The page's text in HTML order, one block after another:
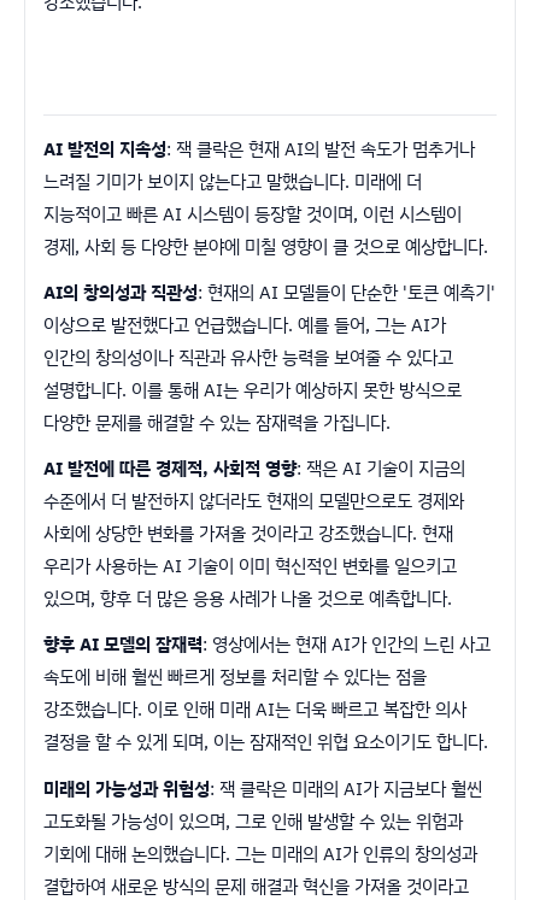
AI 발전의 지속성: 잭 클락은 현재 AI의 발전 속도가 멈추거나
느려질 기미가 보이지 않는다고 말했습니다. 미래에 더
지능적이고 빠른 AI 시스템이 등장할 것이며, 이런 시스템이
경제, 사회 등 다양한 분야에 미칠 영향이 클 것으로 예상합니다.
AI의 창의성과 직관성: 현재의 AI 모델들이 단순한 '토큰 예측기'
이상으로 발전했다고 언급했습니다. 예를 들어, 그는 AI가
인간의 창의성이나 직관과 유사한 능력을 보여줄 수 있다고
설명합니다. 이를 통해 AI는 우리가 예상하지 못한 방식으로
다양한 문제를 해결할 수 있는 잠재력을 가집니다.
AI 발전에 따른 경제적, 사회적 영향: 잭은 AI 기술이 지금의
수준에서 더 발전하지 않더라도 현재의 모델만으로도 경제와
사회에 상당한 변화를 가져올 것이라고 강조했습니다. 현재
우리가 사용하는 AI 기술이 이미 혁신적인 변화를 일으키고
있으며, 향후 더 많은 응용 사례가 나올 것으로 예측합니다.
향후 AI 모델의 잠재력: 영상에서는 현재 AI가 인간의 느린 사고
속도에 비해 훨씬 빠르게 정보를 처리할 수 있다는 점을
강조했습니다. 이로 인해 미래 AI는 더욱 빠르고 복잡한 의사
결정을 할 수 있게 되며, 이는 잠재적인 위협 요소이기도 합니다.
미래의 가능성과 위험성: 잭 클락은 미래의 AI가 지금보다 훨씬
고도화될 가능성이 있으며, 그로 인해 발생할 수 있는 위험과
기회에 대해 논의했습니다. 그는 미래의 AI가 인류의 창의성과
결합하여 새로운 방식의 문제 해결과 혁신을 가져올 것이라고